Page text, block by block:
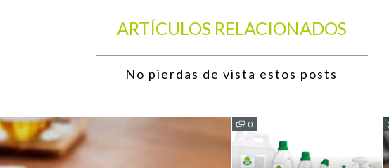
ARTÍCULOS RELACIONADOS
No pierdas de vista estos posts
0